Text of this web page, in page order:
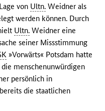
von Ultn. Weidner als
werden können. Durch
Ultn. Weidner eine
seiner Missstimmung
»Vorwärts« Potsdam hatte
menschenunwürdigen
persönlich in
die staatlichen